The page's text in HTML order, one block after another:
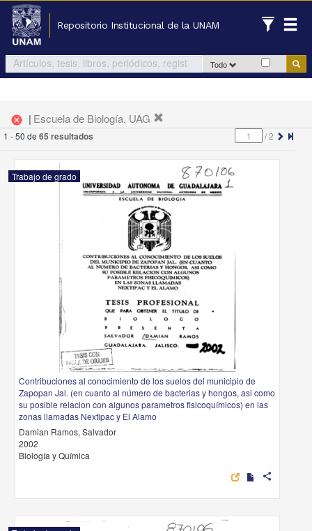
Repositorio Institucional de la UNAM
Todo
cancel | Escuela de Biología, UAG
1 - 50 de 65 resultados /2
Trabajo de grado
Contribuciones al conocimiento de los suelos del municipio de
Zapopan Jal. (en cuanto al número de bacterias y hongos, asi como
su posible relacion con algunos parametros fisicoquímicos) en las
zonas llamadas Nextipac y El Alamo
Damian Ramos, Salvador
2002
Biología y Química
share